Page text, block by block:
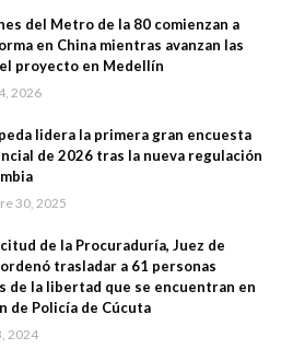
del Metro de la 80 comienzan a
en China mientras avanzan las
proyecto en Medellín
2026
lidera la primera gran encuesta
de 2026 tras la nueva regulación
30, 2025
de la Procuraduría, Juez de
trasladar a 61 personas
de la libertad que se encuentran en
de Policía de Cúcuta
2024